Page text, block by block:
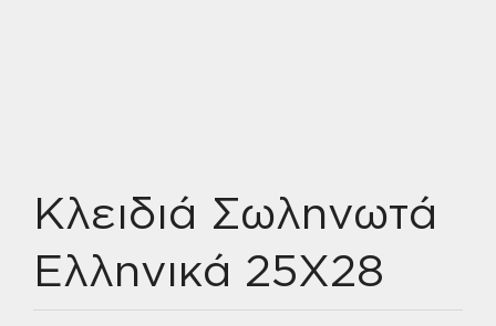
Κλειδιά Σωληνωτά
Ελληνικά 25Χ28